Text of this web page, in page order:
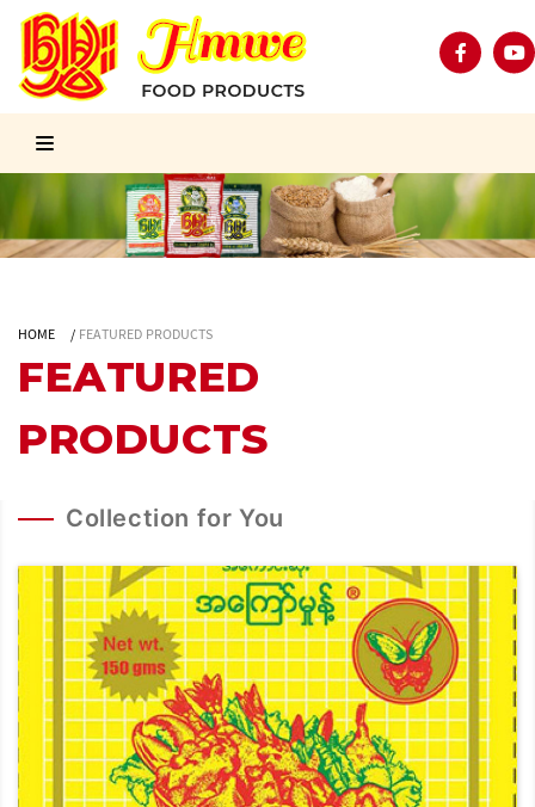
HOME / FEATURED PRODUCTS
FEATURED
PRODUCTS
Collection for You